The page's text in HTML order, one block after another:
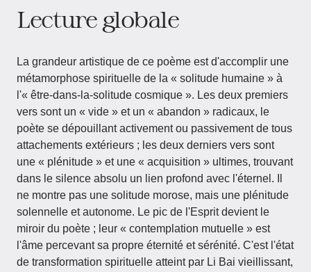
Lecture globale
La grandeur artistique de ce poème est d'accomplir une
métamorphose spirituelle de la « solitude humaine » à
l'« être-dans-la-solitude cosmique ». Les deux premiers
vers sont un « vide » et un « abandon » radicaux, le
poète se dépouillant activement ou passivement de tous
attachements extérieurs ; les deux derniers vers sont
une « plénitude » et une « acquisition » ultimes, trouvant
dans le silence absolu un lien profond avec l'éternel. Il
ne montre pas une solitude morose, mais une plénitude
solennelle et autonome. Le pic de l'Esprit devient le
miroir du poète ; leur « contemplation mutuelle » est
l'âme percevant sa propre éternité et sérénité. C'est l'état
de transformation spirituelle atteint par Li Bai vieillissant,